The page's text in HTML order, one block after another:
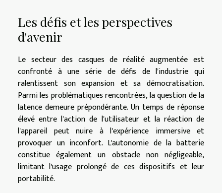
Les défis et les perspectives
d'avenir
Le secteur des casques de réalité augmentée est
confronté à une série de défis de l'industrie qui
ralentissent son expansion et sa démocratisation.
Parmi les problématiques rencontrées, la question de la
latence demeure prépondérante. Un temps de réponse
élevé entre l'action de l'utilisateur et la réaction de
l'appareil peut nuire à l'expérience immersive et
provoquer un inconfort. L'autonomie de la batterie
constitue également un obstacle non négligeable,
limitant l'usage prolongé de ces dispositifs et leur
portabilité.